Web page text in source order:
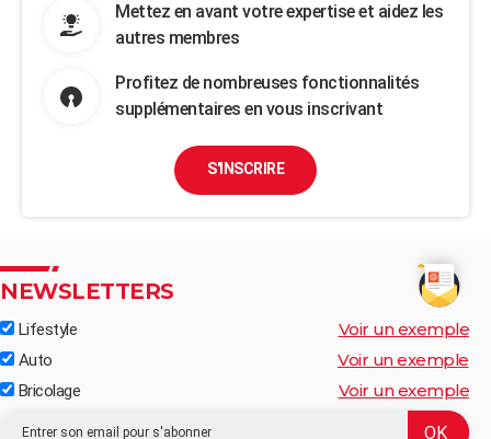
Mettez en avant votre expertise et aidez les
autres membres
Profitez de nombreuses fonctionnalités
supplémentaires en vous inscrivant
S'INSCRIRE
NEWSLETTERS
Lifestyle Voir un exemple
Auto Voir un exemple
Bricolage Voir un exemple